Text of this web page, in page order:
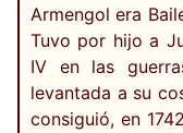
Armengol era
Tuvo por hijo a
IV en las
levantada a su
consiguió, en